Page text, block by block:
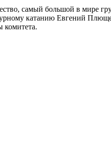
самый большой в мире
катанию Евгений
комитета.